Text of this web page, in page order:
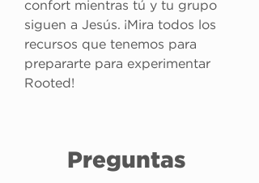
confort mientras tú y tu grupo
siguen a Jesús. ¡Mira todos los
recursos que tenemos para
prepararte para experimentar
Rooted!
Preguntas